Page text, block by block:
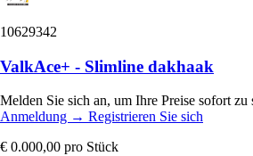
10629342
ValkAce+ - Slimline dakhaak
Melden Sie sich an, um Ihre Preise sofort zu
Anmeldung → Registrieren Sie sich
€ 0.000,00 pro Stück